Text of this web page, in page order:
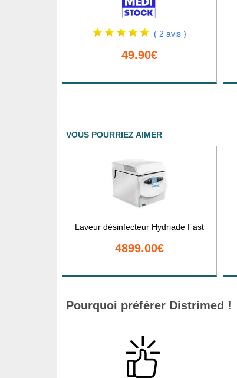
( 2 avis )
49.90€
VOUS POURRIEZ AIMER
Laveur désinfecteur Hydriade Fast
4899.00€
Pourquoi préférer Distrimed !